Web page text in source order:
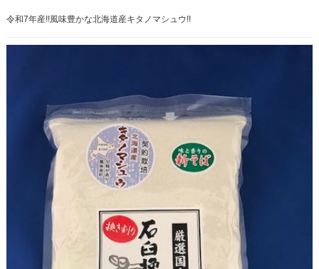
令和7年産!!風味豊かな北海道産キタノマシュウ!!